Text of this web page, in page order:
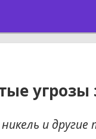
угрозы
и другие